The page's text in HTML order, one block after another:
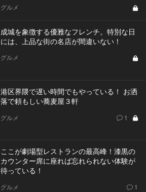
グルメ
成城を象徴する優雅なフレンチ。特別な日
には、上品な街の名店が間違いない！
グルメ
港区界隈で遅い時間でもやっている！ お洒
落で頼もしい蕎麦屋３軒
グルメ 1
ここが劇場型レストランの最高峰！漆黒の
カウンター席に座れば忘れられない体験が
待っている！
グルメ 1